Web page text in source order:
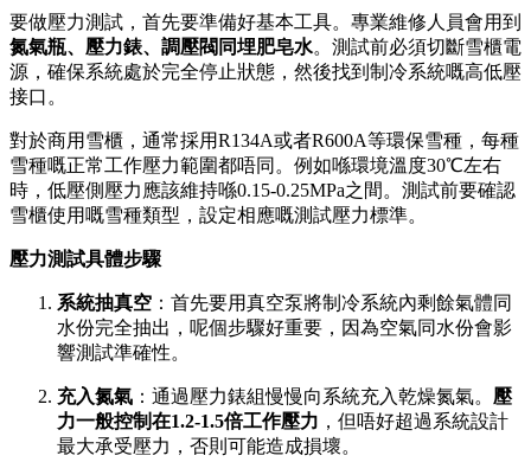
要做壓力測試，首先要準備好基本工具。專業維修人員會用到
氮氣瓶、壓力錶、調壓閥同埋肥皂水。測試前必須切斷雪櫃電
源，確保系統處於完全停止狀態，然後找到制冷系統嘅高低壓
接口。
對於商用雪櫃，通常採用R134A或者R600A等環保雪種，每種
雪種嘅正常工作壓力範圍都唔同。例如喺環境溫度30℃左右
時，低壓側壓力應該維持喺0.15-0.25MPa之間。測試前要確認
雪櫃使用嘅雪種類型，設定相應嘅測試壓力標準。
壓力測試具體步驟
系統抽真空 ：首先要用真空泵將制冷系統內剩餘氣體同
水份完全抽出，呢個步驟好重要，因為空氣同水份會影
響測試準確性。
充入氮氣 ：通過壓力錶組慢慢向系統充入乾燥氮氣。 壓
力一般控制在1.2-1.5倍工作壓力 ，但唔好超過系統設計
最大承受壓力，否則可能造成損壞。